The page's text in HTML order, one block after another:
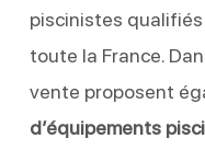
piscinistes
toute la France.
vente proposent
d’équipements